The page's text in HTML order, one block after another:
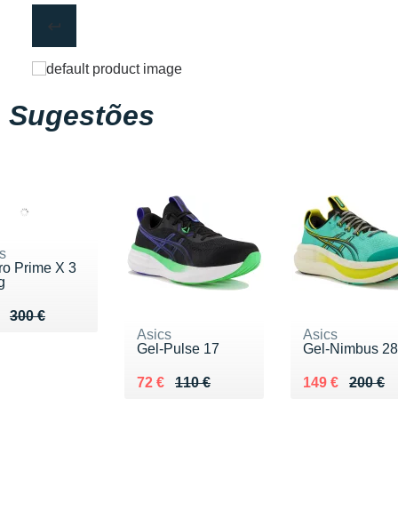
Sugestões
Prime X 3
300 €
de 300 €
225 €
Asics
Gel-Pulse 17
110 €
Au lieu de 110 €
72 €
Vendu 72 €
Asics
Gel-Nimbus
200 €
Au lieu de
149 €
Vendu 149 €